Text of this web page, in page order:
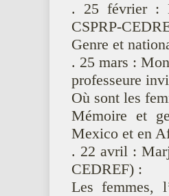
. 25 février :
CSPRP-
Genre et
. 25 mars :
professeure
Où sont les
Mémoire et
Mexico et en
. 22 avril :
CEDREF) :
Les femmes,